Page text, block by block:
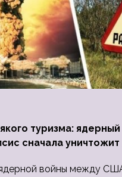
туризма: ядерный
сначала уничтожит
войны между